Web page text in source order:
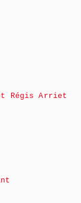
Régis Arriet